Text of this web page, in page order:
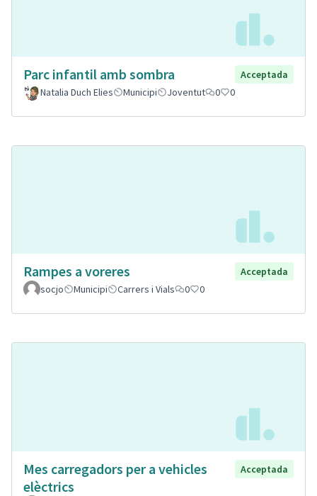
Parc infantil amb sombra
Acceptada
Natalia Duch Elies
Municipi Joventut 0 0
Rampes a voreres
Acceptada
socjo
Municipi Carrers i Vials 0 0
Mes carregadors per a vehicles
elèctrics
Acceptada